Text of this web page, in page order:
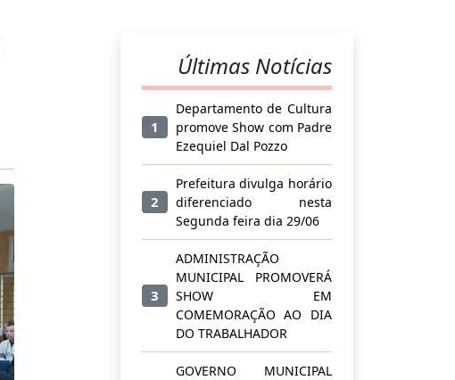
Últimas Notícias
1
Departamento de Cultura
promove Show com Padre
Ezequiel Dal Pozzo
2
Prefeitura divulga horário
diferenciado nesta
Segunda feira dia 29/06
3
ADMINISTRAÇÃO
MUNICIPAL PROMOVERÁ
SHOW EM
COMEMORAÇÃO AO DIA
DO TRABALHADOR
GOVERNO MUNICIPAL